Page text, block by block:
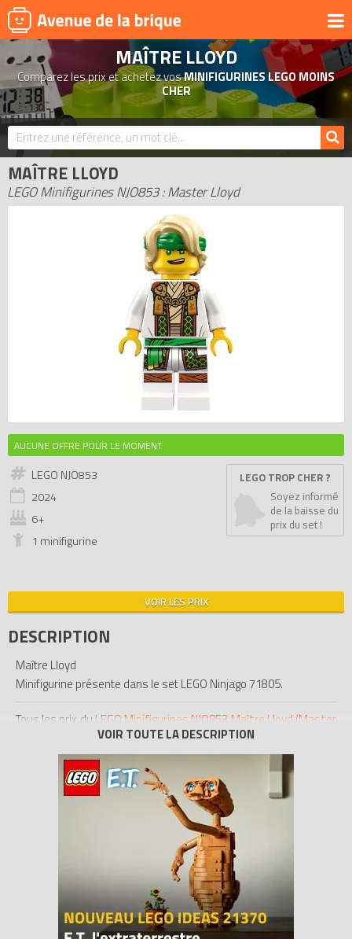
UNIVERS
PRODUITS DÉRIVÉS
NOUVEAUTÉS
LEGO 2026
ACTUALITÉS
ASSOCIATIONS DE FANS
EXPOSITIONS LEGO
LEGO LES PLUS CHERS
DERNIERS LEGO AJOUTÉS
MAÎTRE LLOYD
Comparez les prix et achetez vosMINIFIGURINES LEGO MOINS
CHER
MAÎTRE LLOYD
LEGO Minifigurines NJO853 : Master Lloyd
AUCUNE OFFRE POUR LE MOMENT
LEGO NJO853
2024
6+
1 minifigurine
LEGO TROP CHER ?
Soyez informé
de la baisse du
prix du set !
VOIR LES PRIX
DESCRIPTION
Maître Lloyd
Minifigurine présente dans le set LEGO Ninjago 71805.
Tous les prix duLEGO Minifigurines NJO853 Maître Lloyd (Master
sur Avenue de la brique, comparateur de prix 100% LEGO.